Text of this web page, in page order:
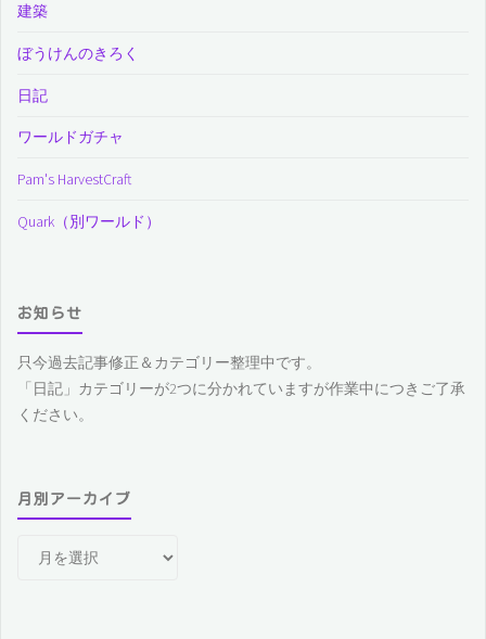
建築
ぼうけんのきろく
日記
ワールドガチャ
Pam's HarvestCraft
Quark（別ワールド）
お知らせ
只今過去記事修正＆カテゴリー整理中です。
「日記」カテゴリーが2つに分かれていますが作業中につきご了承
ください。
月別アーカイブ